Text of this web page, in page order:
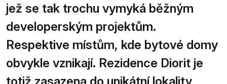
jež se tak trochu vymyká běžným
developerským projektům.
Respektive místům, kde bytové domy
obvykle vznikají. Rezidence Diorit je
totiž zasazena do unikátní lokality